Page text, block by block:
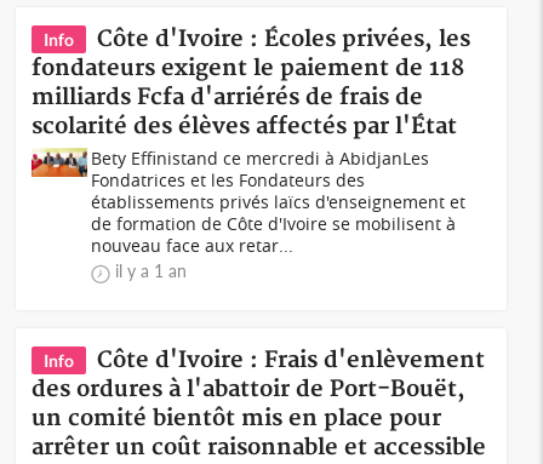
Info
Côte d'Ivoire : Écoles privées, les
fondateurs exigent le paiement de 118
milliards Fcfa d'arriérés de frais de
scolarité des élèves affectés par l'État
Bety Effinistand ce mercredi à AbidjanLes
Fondatrices et les Fondateurs des
établissements privés laïcs d'enseignement et
de formation de Côte d'Ivoire se mobilisent à
nouveau face aux retar...
il y a 1 an
Info
Côte d'Ivoire : Frais d'enlèvement
des ordures à l'abattoir de Port-Bouët,
un comité bientôt mis en place pour
arrêter un coût raisonnable et accessible